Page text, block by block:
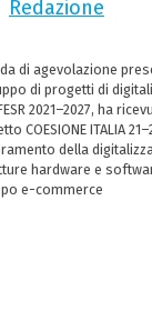
Redazione
di agevolazione
di progetti di
2021–2027, ha
COESIONE ITALIA
della
hardware e
e-commerce